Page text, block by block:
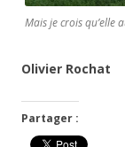
Mais je crois qu’elle
Olivier Rochat
Partager :